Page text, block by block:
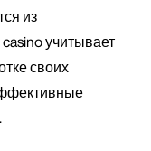
из
учитывает
своих